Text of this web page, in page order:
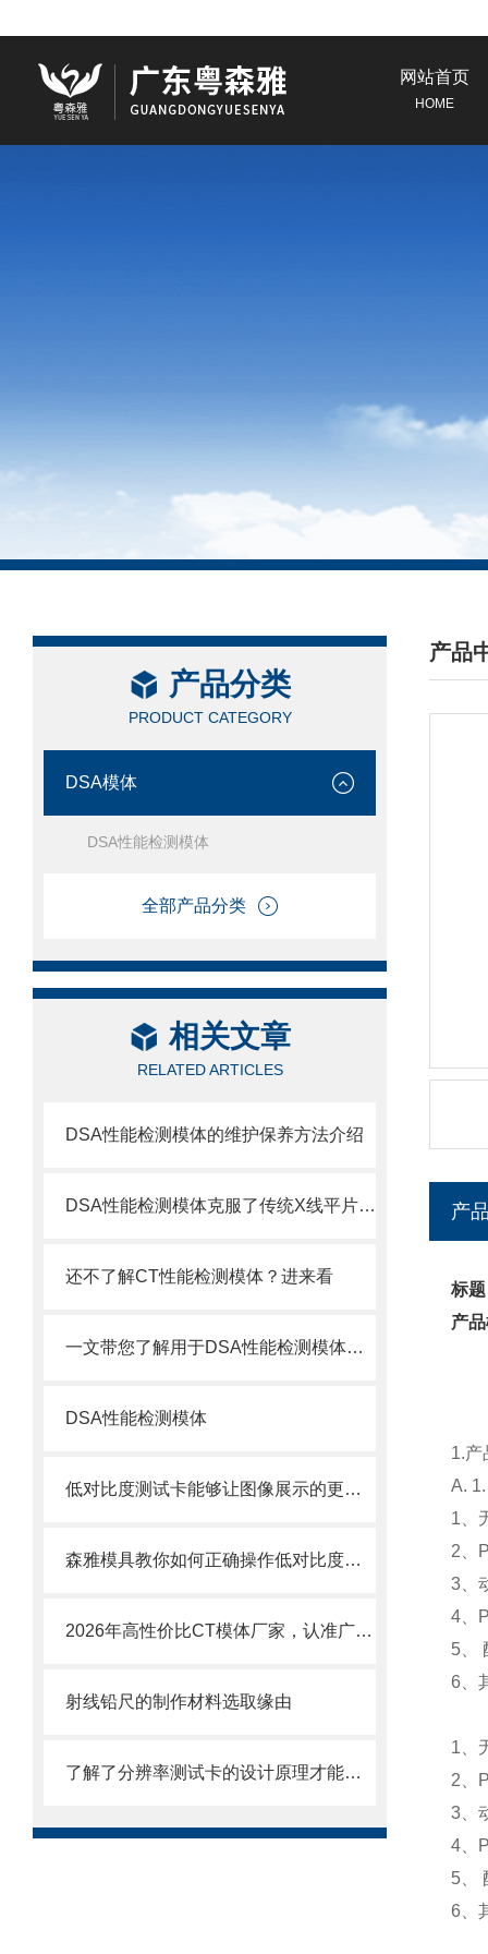
网站首页
HOME
产品分类
PRODUCT CATEGORY
DSA模体
DSA性能检测模体
全部产品分类
相关文章
RELATED ARTICLES
DSA性能检测模体的维护保养方法介绍
DSA性能检测模体克服了传统X线平片影像重叠
还不了解CT性能检测模体？进来看
一文带您了解用于DSA性能检测模体的推进模组
DSA性能检测模体
低对比度测试卡能够让图像展示的更加细腻
森雅模具教你如何正确操作低对比度测试模体
2026年高性价比CT模体厂家，认准广东粤森雅！
射线铅尺的制作材料选取缘由
了解了分辨率测试卡的设计原理才能更好的使用它
产品
/
产
标
产
1.产
A.
1、
2、
3、
4、
5、
6、
1、
2、
3、
4、
5、
6、